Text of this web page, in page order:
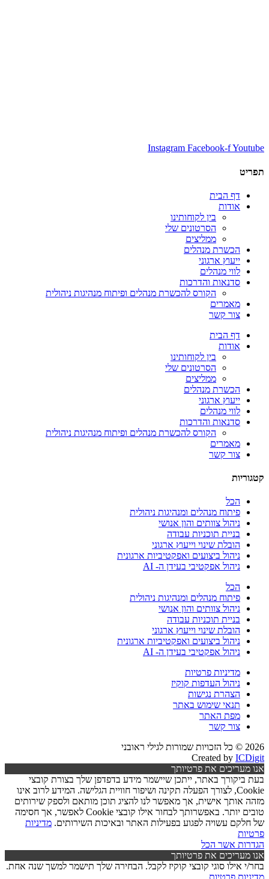
Instagram Facebook-fYoutube
תפריט
דף הבית
אודות
בין לקוחותינו
הסרטונים שלי
ממליצים
הכשרת מנהלים
ייעוץ ארגוני
לווי מנהלים
סדנאות והדרכות
הקורס להכשרת מנהלים ופיתוח מנהיגות ניהולית
מאמרים
צור קשר
דף הבית
אודות
בין לקוחותינו
הסרטונים שלי
ממליצים
הכשרת מנהלים
ייעוץ ארגוני
לווי מנהלים
סדנאות והדרכות
הקורס להכשרת מנהלים ופיתוח מנהיגות ניהולית
מאמרים
צור קשר
קטגוריות
הכל
פיתוח מנהלים ומנהיגות ניהולית
ניהול צוותים והון אנושי
בניית תוכניות עבודה
הובלת שינוי וייעוץ ארגוני
ניהול ביצועים ואפקטיביות ארגונית
ניהול אפקטיבי בעידן ה- AI
הכל
פיתוח מנהלים ומנהיגות ניהולית
ניהול צוותים והון אנושי
בניית תוכניות עבודה
הובלת שינוי וייעוץ ארגוני
ניהול ביצועים ואפקטיביות ארגונית
ניהול אפקטיבי בעידן ה- AI
מדיניות פרטיות
ניהול העדפות קוקיז
הצהרת נגישות
תנאי שימוש באתר
מפת האתר
צור קשר
2026 © כל הזכויות שמורות לגילי ראובני
Created by ICDigit
אנו מעריכים את פרטיותך
בעת ביקורך באתר, ייתכן שיישמר מידע בדפדפן שלך בצורת קובצי
Cookie, לצורך הפעלה תקינה ושיפור חוויית הגלישה. המידע לרוב אינו
מזהה אותך אישית, אך מאפשר לנו להציג תוכן מותאם ולספק שירותים
טובים יותר. באפשרותך לבחור אילו קובצי Cookie לאפשר, אך חסימה
של חלקם עשויה לפגוע בפעילות האתר ובאיכות השירותים. מדיניות
פרטיות
הגדרות אשר הכל
אנו מעריכים את פרטיותך
בחר/י אילו סוגי קובצי קוקיז לקבל. הבחירה שלך תישמר למשך שנה אחת.